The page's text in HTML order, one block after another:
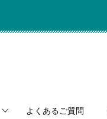
よくあるご質問